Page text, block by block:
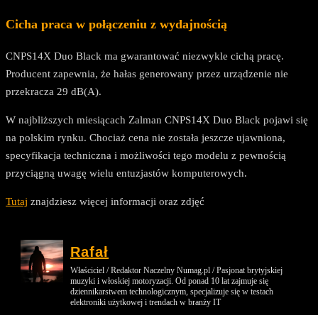
Cicha praca w połączeniu z wydajnością
CNPS14X Duo Black ma gwarantować niezwykle cichą pracę.
Producent zapewnia, że hałas generowany przez urządzenie nie
przekracza 29 dB(A).
W najbliższych miesiącach Zalman CNPS14X Duo Black pojawi się
na polskim rynku. Chociaż cena nie została jeszcze ujawniona,
specyfikacja techniczna i możliwości tego modelu z pewnością
przyciągną uwagę wielu entuzjastów komputerowych.
Tutaj znajdziesz więcej informacji oraz zdjęć
Rafał
Właściciel / Redaktor Naczelny Numag.pl / Pasjonat brytyjskiej
muzyki i włoskiej motoryzacji. Od ponad 10 lat zajmuje się
dziennikarstwem technologicznym, specjalizuje się w testach
elektroniki użytkowej i trendach w branży IT